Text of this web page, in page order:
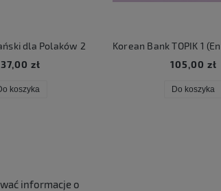
dla Polaków 2
zł
koszyka
105,00 zł
Do koszyka
informacje o